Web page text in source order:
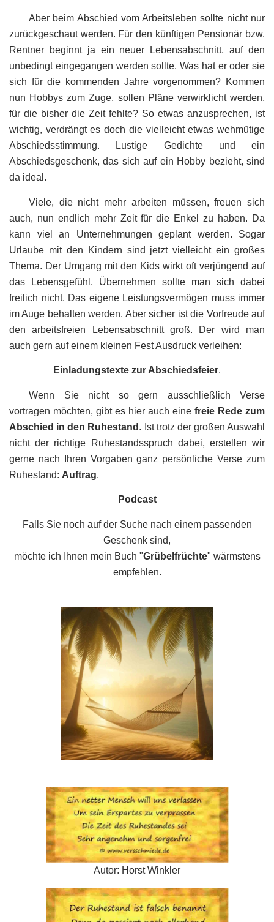
Aber beim Abschied vom Arbeitsleben sollte nicht nur
zurückgeschaut werden. Für den künftigen Pensionär bzw.
Rentner beginnt ja ein neuer Lebensabschnitt, auf den
unbedingt eingegangen werden sollte. Was hat er oder sie
sich für die kommenden Jahre vorgenommen? Kommen
nun Hobbys zum Zuge, sollen Pläne verwirklicht werden,
für die bisher die Zeit fehlte? So etwas anzusprechen, ist
wichtig, verdrängt es doch die vielleicht etwas wehmütige
Abschiedsstimmung. Lustige Gedichte und ein
Abschiedsgeschenk, das sich auf ein Hobby bezieht, sind
da ideal.
Viele, die nicht mehr arbeiten müssen, freuen sich
auch, nun endlich mehr Zeit für die Enkel zu haben. Da
kann viel an Unternehmungen geplant werden. Sogar
Urlaube mit den Kindern sind jetzt vielleicht ein großes
Thema. Der Umgang mit den Kids wirkt oft verjüngend auf
das Lebensgefühl. Übernehmen sollte man sich dabei
freilich nicht. Das eigene Leistungsvermögen muss immer
im Auge behalten werden. Aber sicher ist die Vorfreude auf
den arbeitsfreien Lebensabschnitt groß. Der wird man
auch gern auf einem kleinen Fest Ausdruck verleihen:
Einladungstexte zur Abschiedsfeier.
Wenn Sie nicht so gern ausschließlich Verse
vortragen möchten, gibt es hier auch eine freie Rede zum
Abschied in den Ruhestand . Ist trotz der großen Auswahl
nicht der richtige Ruhestandsspruch dabei, erstellen wir
gerne nach Ihren Vorgaben ganz persönliche Verse zum
Ruhestand: Auftrag.
Podcast
Falls Sie noch auf der Suche nach einem passenden
Geschenk sind,
möchte ich Ihnen mein Buch "Grübelfrüchte" wärmstens
empfehlen.
Autor: Horst Winkler